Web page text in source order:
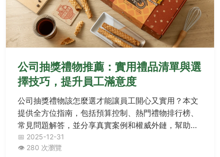
公司抽獎禮物推薦：實用禮品清單與選
擇技巧，提升員工滿意度
公司抽獎禮物該怎麼選才能讓員工開心又實用？本文
提供全方位指南，包括預算控制、熱門禮物排行榜、
常見問題解答，並分享真實案例和權威外鏈，幫助企
業主輕鬆挑選合適禮物，避免踩雷。
📅 2025-12-31
👁️ 280 次瀏覽